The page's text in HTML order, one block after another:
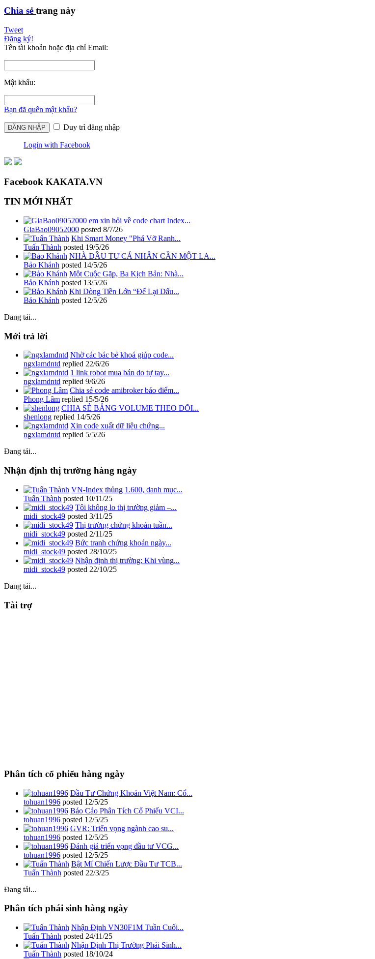
Chia sẻ trang này
Tweet
Đăng ký!
Tên tài khoản hoặc địa chỉ Email:
Mật khẩu:
Bạn đã quên mật khẩu?
Duy trì đăng nhập
Login with Facebook
Facebook KAKATA.VN
TIN MỚI NHẤT
em xin hỏi về code chart Index...
GiaBao09052000 posted 8/7/26
Khi Smart Money "Phá Vỡ Ranh...
Tuấn Thành posted 19/5/26
NHÀ ĐẦU TƯ CÁ NHÂN CẦN MỘT LA...
Bảo Khánh posted 14/5/26
Một Cuộc Gặp, Ba Kịch Bản: Nhà...
Bảo Khánh posted 13/5/26
Khi Dòng Tiền Lớn “Để Lại Dấu...
Bảo Khánh posted 12/5/26
Đang tải...
Mới trả lời
Nhờ các bác bẻ khoá giúp code...
ngxlamdntd replied 22/6/26
1 link robot mua bán do tự tay...
ngxlamdntd replied 9/6/26
Chia sẻ code amibroker báo điểm...
Phong Lâm replied 15/5/26
CHIA SẺ BẢNG VOLUME THEO DÕI...
shenlong replied 14/5/26
Xin code xuất dữ liệu chứng...
ngxlamdntd replied 5/5/26
Đang tải...
Nhận định thị trường hàng ngày
VN-Index thủng 1.600, danh mục...
Tuấn Thành posted 10/11/25
Tôi không lo thị trường giảm –...
midi_stock49 posted 3/11/25
Thị trường chứng khoán tuần...
midi_stock49 posted 2/11/25
Bức tranh chứng khoán ngày...
midi_stock49 posted 28/10/25
Nhận định thị trường: Khi vùng...
midi_stock49 posted 22/10/25
Đang tải...
Tài trợ
Phân tích cổ phiếu hàng ngày
Đầu Tư Chứng Khoán Việt Nam: Cổ...
tohuan1996 posted 12/5/25
Báo Cáo Phân Tích Cổ Phiếu VCI...
tohuan1996 posted 12/5/25
GVR: Triển vọng ngành cao su...
tohuan1996 posted 12/5/25
Đánh giá triển vọng đầu tư VCG...
tohuan1996 posted 12/5/25
Bật Mí Chiến Lược Đầu Tư TCB...
Tuấn Thành posted 22/3/25
Đang tải...
Phân tích phái sinh hàng ngày
Nhận Định VN30F1M Tuần Cuối...
Tuấn Thành posted 24/11/25
Nhận Định Thị Trường Phái Sinh...
Tuấn Thành posted 18/10/24